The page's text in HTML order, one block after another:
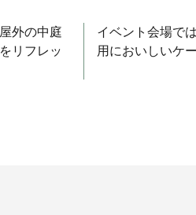
外の中庭
リフレッ
イベント会場で
用においしいケ